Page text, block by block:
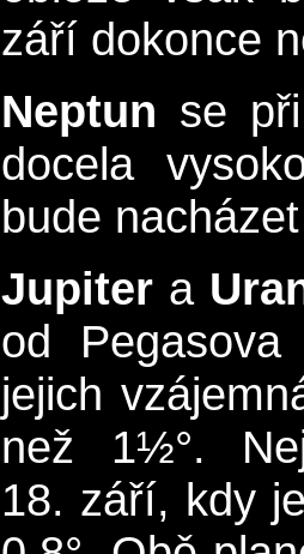
září dokonce
Neptun se
docela
bude
Jupiter a
od
jejich
než 1½°.
18. září, kdy